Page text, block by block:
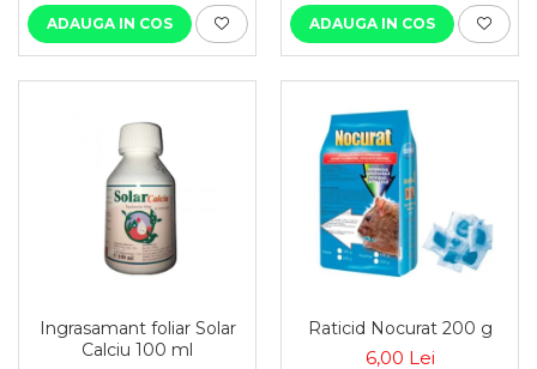
ADAUGA IN COS ADAUGA IN COS
Ingrasamant foliar Solar
Calciu 100 ml
Raticid Nocurat 200 g
6,00 Lei